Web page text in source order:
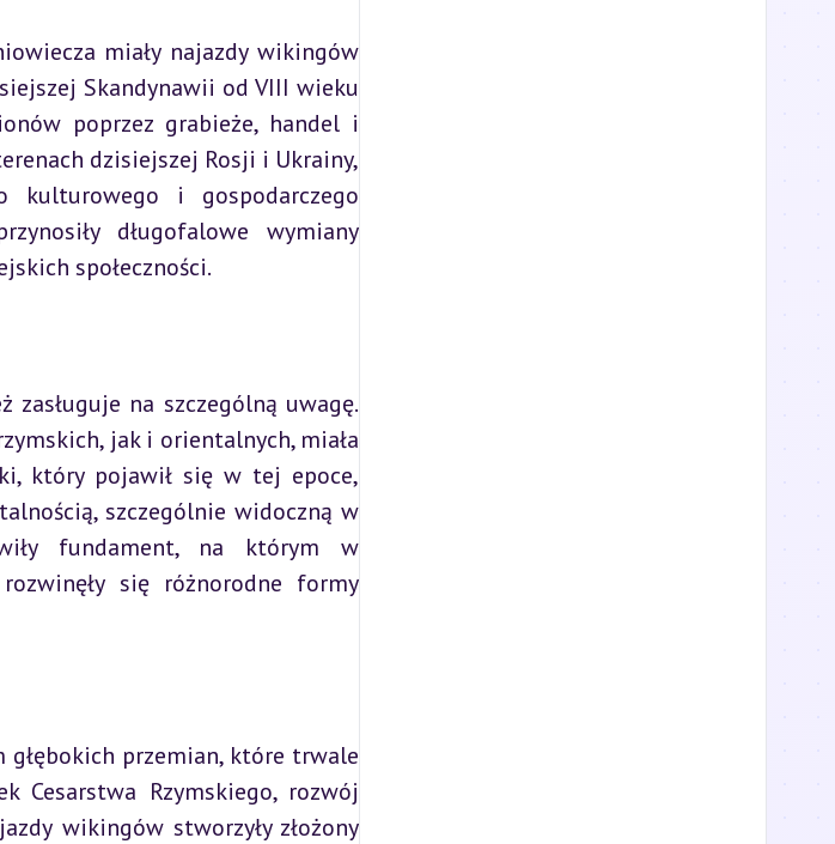
miały najazdy wikingów
Skandynawii od VIII wieku
poprzez grabieże, handel i
dzisiejszej Rosji i Ukrainy,
i gospodarczego
długofalowe wymiany
społeczności.
na szczególną uwagę.
jak i orientalnych, miała
który pojawił się w tej epoce,
szczególnie widoczną w
fundament, na którym w
się różnorodne formy
głębokich przemian, które trwale
Cesarstwa Rzymskiego, rozwój
wikingów stworzyły złożony